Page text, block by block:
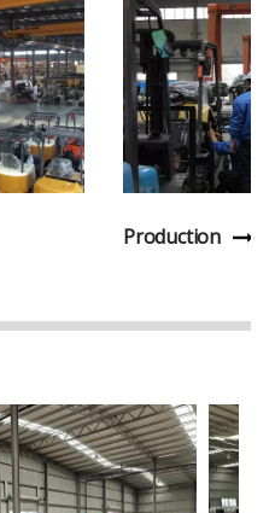
Production